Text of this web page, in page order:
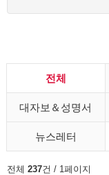
전체
대자보＆성명서
뉴스레터
전체 237건 / 1페이지